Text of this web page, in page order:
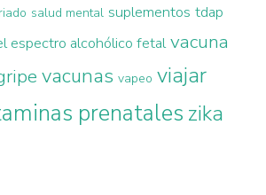
salud mental suplementos tdap
espectro alcohólico fetal vacuna
vacunas vapeo viajar
prenatales zika